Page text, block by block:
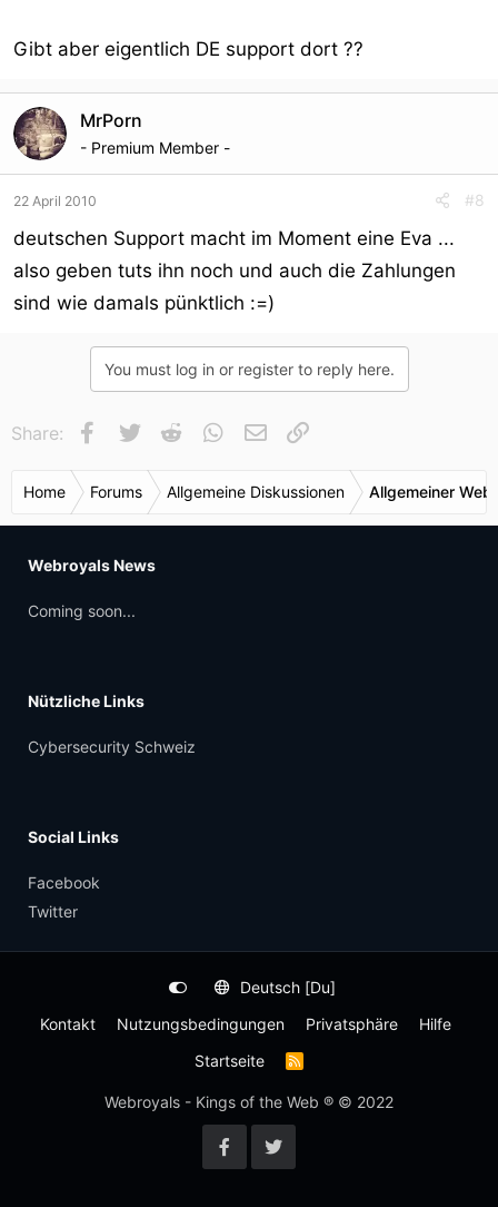
Gibt aber eigentlich DE support dort ??
MrPorn
- Premium Member -
22 April 2010 #8
deutschen Support macht im Moment eine Eva ...
also geben tuts ihn noch und auch die Zahlungen
sind wie damals pünktlich :=)
You must log in or register to reply here.
Share: Facebook
Twitter Reddit WhatsApp
E-Mail
Home Forums Allgemeine Diskussionen Allgemeiner
Webroyals News
Coming soon...
Nützliche Links
Cybersecurity Schweiz
Social Links
Facebook
Twitter
Deutsch [Du]
Kontakt
Nutzungsbedingungen Privatsphäre
Hilfe
Startseite
R
S
-
Webroyals - Kings of the Web ® © 2022